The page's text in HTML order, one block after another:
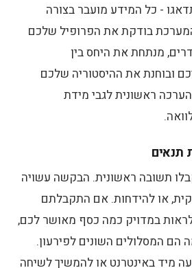
- כל המידע מועבר בצורה
בודקת את הפרופיל שלכם
מנתחת את היחס בין
ובוחנת את ההיסטוריה שלכם
ראשונית לגבי מידת
תנאים
תשובה ראשונית. הבקשה עשויה
או להידחות. אם התקבלתם
לראות במדויק כמה כסף מאושר לכם,
הם המסלולים השונים לפירעון.
מיד באינטרנט או להמשיך לשיחה